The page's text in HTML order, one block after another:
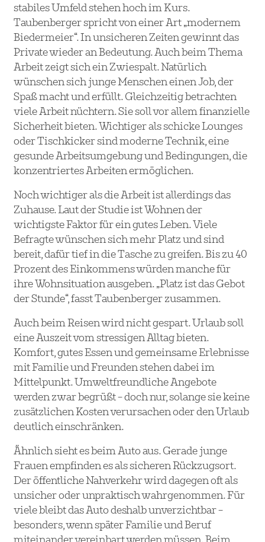
stabiles Umfeld stehen hoch im Kurs.
Taubenberger spricht von einer Art „modernem
Biedermeier“. In unsicheren Zeiten gewinnt das
Private wieder an Bedeutung. Auch beim Thema
Arbeit zeigt sich ein Zwiespalt. Natürlich
wünschen sich junge Menschen einen Job, der
Spaß macht und erfüllt. Gleichzeitig betrachten
viele Arbeit nüchtern. Sie soll vor allem finanzielle
Sicherheit bieten. Wichtiger als schicke Lounges
oder Tischkicker sind moderne Technik, eine
gesunde Arbeitsumgebung und Bedingungen, die
konzentriertes Arbeiten ermöglichen.
Noch wichtiger als die Arbeit ist allerdings das
Zuhause. Laut der Studie ist Wohnen der
wichtigste Faktor für ein gutes Leben. Viele
Befragte wünschen sich mehr Platz und sind
bereit, dafür tief in die Tasche zu greifen. Bis zu 40
Prozent des Einkommens würden manche für
ihre Wohnsituation ausgeben. „Platz ist das Gebot
der Stunde“, fasst Taubenberger zusammen.
Auch beim Reisen wird nicht gespart. Urlaub soll
eine Auszeit vom stressigen Alltag bieten.
Komfort, gutes Essen und gemeinsame Erlebnisse
mit Familie und Freunden stehen dabei im
Mittelpunkt. Umweltfreundliche Angebote
werden zwar begrüßt – doch nur, solange sie keine
zusätzlichen Kosten verursachen oder den Urlaub
deutlich einschränken.
Ähnlich sieht es beim Auto aus. Gerade junge
Frauen empfinden es als sicheren Rückzugsort.
Der öffentliche Nahverkehr wird dagegen oft als
unsicher oder unpraktisch wahrgenommen. Für
viele bleibt das Auto deshalb unverzichtbar –
besonders, wenn später Familie und Beruf